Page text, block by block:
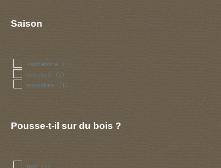
Saison
septembre (1)
octobre (1)
novembre (1)
Pousse-t-il sur du bois ?
non (1)